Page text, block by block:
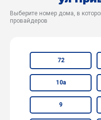
Выберите номер дома, в
провайдеров
72
10а
9